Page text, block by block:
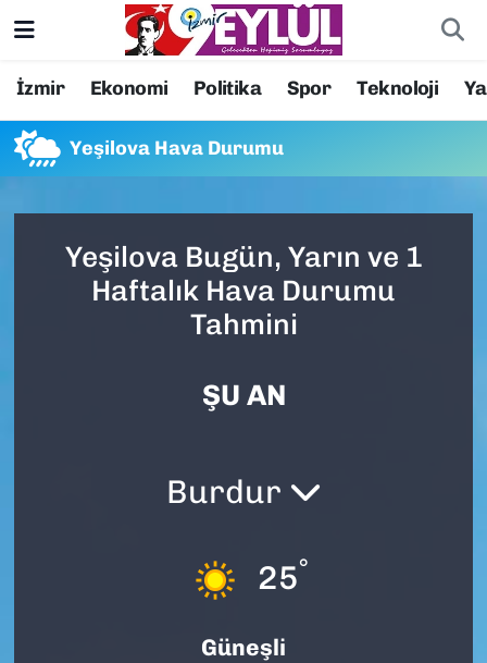
İzmir Ekonomi Politika Spor Teknoloji
Yeşilova Hava Durumu
Yeşilova Bugün, Yarın ve 1
Haftalık Hava Durumu
Tahmini
ŞU AN
Burdur
25°
Güneşli
Resmi İlanlar
BİLİM
EĞİTİM
EKONOMİ
Konak Nöbetçi Eczaneler
Konak Hava Durumu
Süper Lig Puan Durumu ve Fikstür
Tüm Manşetler